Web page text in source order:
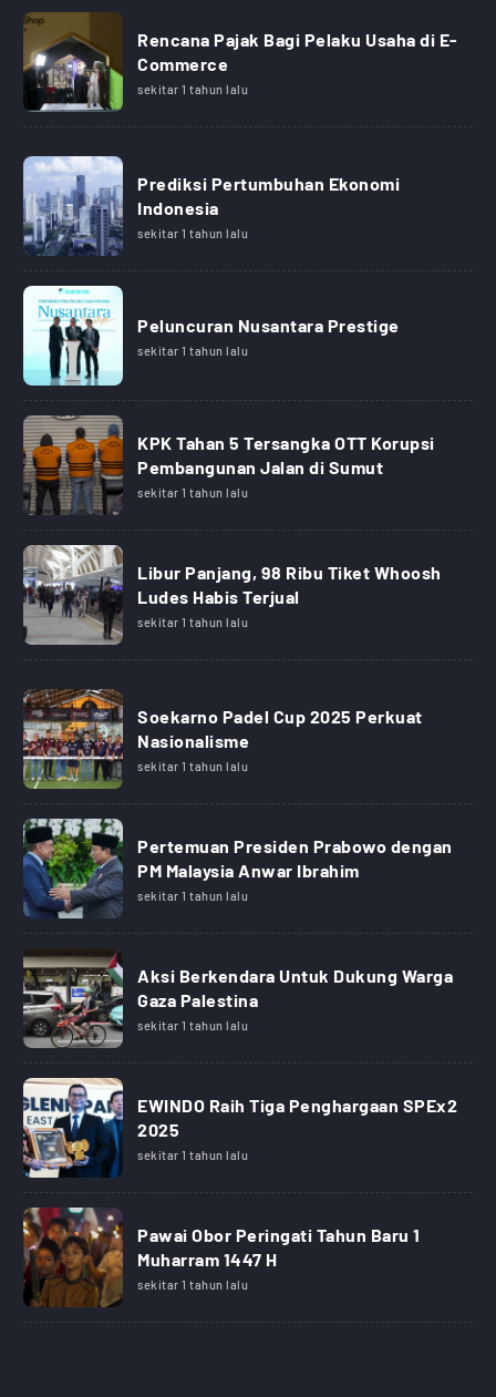
Rencana Pajak Bagi Pelaku Usaha di E-
Commerce
sekitar 1 tahun lalu
Prediksi Pertumbuhan Ekonomi
Indonesia
sekitar 1 tahun lalu
Peluncuran Nusantara Prestige
sekitar 1 tahun lalu
KPK Tahan 5 Tersangka OTT Korupsi
Pembangunan Jalan di Sumut
sekitar 1 tahun lalu
Libur Panjang, 98 Ribu Tiket Whoosh
Ludes Habis Terjual
sekitar 1 tahun lalu
Soekarno Padel Cup 2025 Perkuat
Nasionalisme
sekitar 1 tahun lalu
Pertemuan Presiden Prabowo dengan
PM Malaysia Anwar Ibrahim
sekitar 1 tahun lalu
Aksi Berkendara Untuk Dukung Warga
Gaza Palestina
sekitar 1 tahun lalu
EWINDO Raih Tiga Penghargaan SPEx2
2025
sekitar 1 tahun lalu
Pawai Obor Peringati Tahun Baru 1
Muharram 1447 H
sekitar 1 tahun lalu